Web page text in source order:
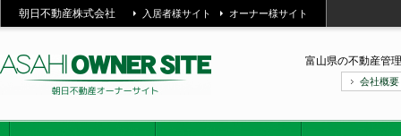
朝日不動産株式会社 入居者様サイト オーナー様サイト
富山県の不動産管
会社概要